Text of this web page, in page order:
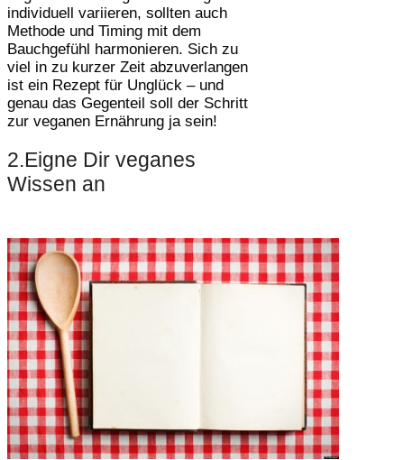
individuell variieren, sollten auch
Methode und Timing mit dem
Bauchgefühl harmonieren. Sich zu
viel in zu kurzer Zeit abzuverlangen
ist ein Rezept für Unglück – und
genau das Gegenteil soll der Schritt
zur veganen Ernährung ja sein!
2.Eigne Dir veganes
Wissen an